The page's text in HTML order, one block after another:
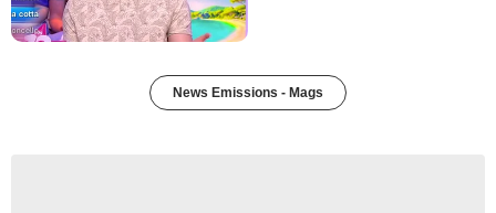
News Emissions - Mags